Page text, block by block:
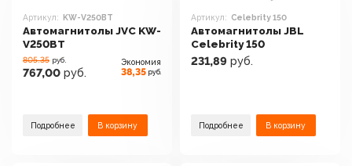
Артикул: KW-V250BT
Автомагнитолы JVC KW-
V250BT
805.35 руб.
767,00 руб.
Экономия
38,35 руб.
Подробнее В корзину
Артикул: Celebrity 150
Автомагнитолы JBL
Celebrity 150
231,89 руб.
Подробнее В корзину